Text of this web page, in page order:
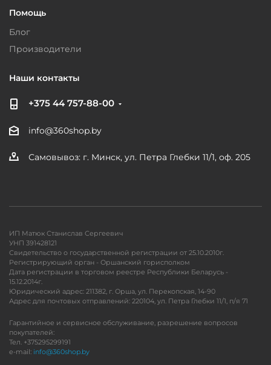
Помощь
Блог
Производители
Наши контакты
+375 44 757-88-00
info@360shop.by
Самовывоз: г. Минск, ул. Петра Глебки 11/1, оф. 205
ИП Матюк Станислав Сергеевич
УНП 391428121
Свидетельство о государственной регистрации от 25.10.2010г.
Регистрирующий орган - Оршанский горисполком
Дата регистрации в торговом реестре Республики Беларусь -
15.12.2014г.
Юридический адрес: 211382, г. Орша, ул. Перекопская, 14-90
Адрес для почтовых отправлений: 220104, ул. Петра Глебки 11/1, п/я 71
Гарантийное и сервисное обслуживание, разрешение вопросов
покупателей:
Тел. +375295299191
e-mail: info@360shop.by